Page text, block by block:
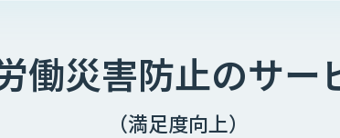
働災害防止のサー
（満足度向上）